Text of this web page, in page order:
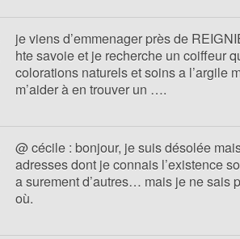
je viens d’emmenager près de
hte savoie et je recherche un coiffeur
colorations naturels et soins a l’argile
m’aider à en trouver un ….
@ cécile : bonjour, je suis désolée
adresses dont je connais l’existence
a surement d’autres… mais je ne sais
où.